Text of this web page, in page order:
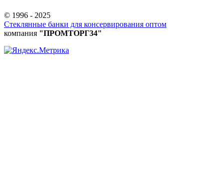
© 1996 - 2025
Стеклянные банки для консервирования оптом
компания "ПРОМТОРГ34"